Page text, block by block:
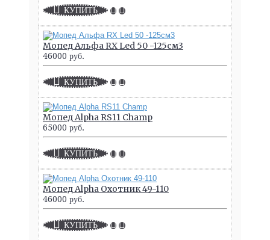
КУПИТЬ
Мопед Альфа RX Led 50 -125см3
46000 руб.
КУПИТЬ
Мопед Alpha RS11 Champ
65000 руб.
КУПИТЬ
Мопед Alpha Охотник 49-110
46000 руб.
КУПИТЬ